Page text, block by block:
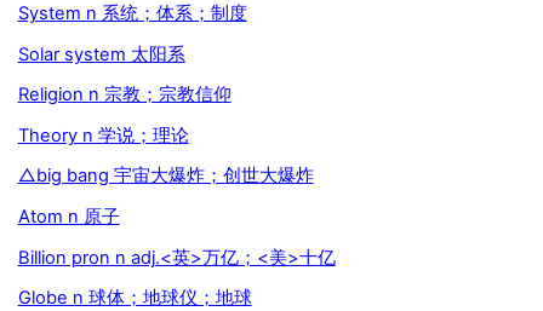
System n 系统；体系；制度
Solar system 太阳系
Religion n 宗教；宗教信仰
Theory n 学说；理论
△big bang 宇宙大爆炸；创世大爆炸
Atom n 原子
Billion pron n adj.<英>万亿；<美>十亿
Globe n 球体；地球仪；地球